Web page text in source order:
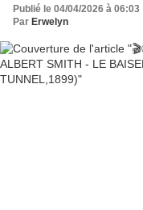
Publié le 04/04/2026 à 06:03
Par Erwelyn